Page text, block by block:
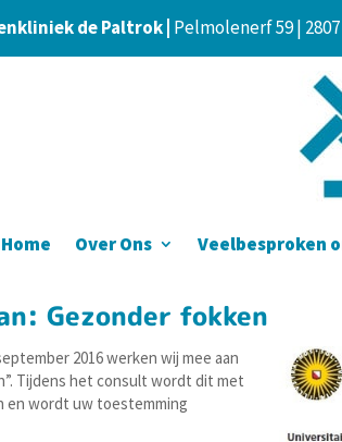
de Paltrok | Pelmolenerf 59 | 2807
Home Over Ons Veelbesproken
Gezonder fokken
2016 werken wij mee aan
Tijdens het consult wordt dit met
en wordt uw toestemming